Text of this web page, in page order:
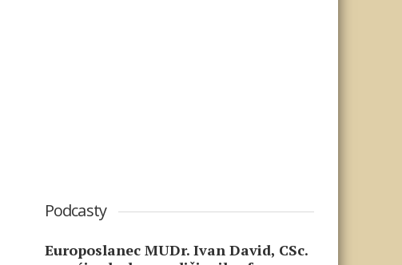
Podcasty
Europoslanec MUDr. Ivan David, CSc.